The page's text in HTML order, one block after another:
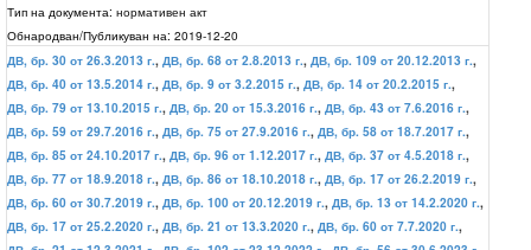
Тип на документа: нормативен акт
Обнародван/Публикуван на: 2019-12-20
ДВ, бр. 30 от 26.3.2013 г., ДВ, бр. 68 от 2.8.2013 г., ДВ, бр. 109 от 20.12.2013 г.,
ДВ, бр. 40 от 13.5.2014 г., ДВ, бр. 9 от 3.2.2015 г., ДВ, бр. 14 от 20.2.2015 г.,
ДВ, бр. 79 от 13.10.2015 г., ДВ, бр. 20 от 15.3.2016 г., ДВ, бр. 43 от 7.6.2016 г.,
ДВ, бр. 59 от 29.7.2016 г., ДВ, бр. 75 от 27.9.2016 г., ДВ, бр. 58 от 18.7.2017 г.,
ДВ, бр. 85 от 24.10.2017 г., ДВ, бр. 96 от 1.12.2017 г., ДВ, бр. 37 от 4.5.2018 г.,
ДВ, бр. 77 от 18.9.2018 г., ДВ, бр. 86 от 18.10.2018 г., ДВ, бр. 17 от 26.2.2019 г.,
ДВ, бр. 60 от 30.7.2019 г., ДВ, бр. 100 от 20.12.2019 г., ДВ, бр. 13 от 14.2.2020 г.,
ДВ, бр. 17 от 25.2.2020 г., ДВ, бр. 21 от 13.3.2020 г., ДВ, бр. 60 от 7.7.2020 г.,